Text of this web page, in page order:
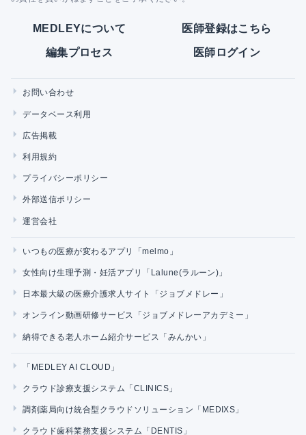
MEDLEYについて 医師登録はこちら
編集プロセス 医師ログイン
お問い合わせ
データベース利用
広告掲載
利用規約
プライバシーポリシー
外部送信ポリシー
運営会社
いつもの医療が変わるアプリ「melmo」
女性向け生理予測・妊活アプリ「Lalune(ラルーン)」
日本最大級の医療介護求人サイト「ジョブメドレー」
オンライン動画研修サービス「ジョブメドレーアカデミー」
納得できる老人ホーム紹介サービス「みんかい」
「MEDLEY AI CLOUD」
クラウド診療支援システム「CLINICS」
調剤薬局向け統合型クラウドソリューション「MEDIXS」
クラウド歯科業務支援システム「DENTIS」